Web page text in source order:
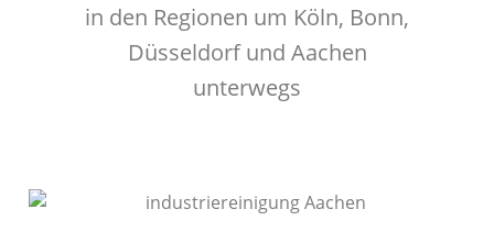
in den Regionen um Köln, Bonn,
Düsseldorf und Aachen
unterwegs